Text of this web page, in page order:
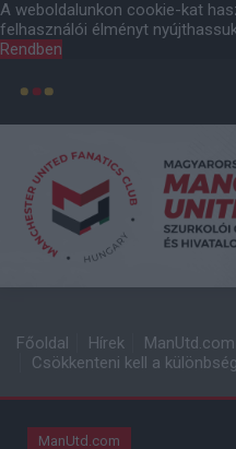
A weboldalunkon cookie-kat
felhasználói élményt
Rendben
Főoldal Hírek
ManUtd.com
Csökkenteni kell a
ManUtd.com